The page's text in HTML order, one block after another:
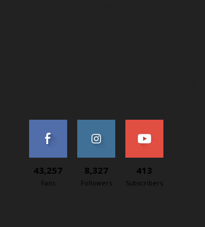
43,257
Fans
8,327
Followers
413
Subscribers